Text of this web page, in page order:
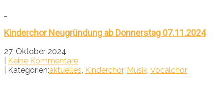
…
Kinderchor Neugründung ab Donnerstag 07.11.2024
27. Oktober 2024
Keine Kommentare
| Kategorien:aktuelles, Kinderchor, Musik, Vocalchor